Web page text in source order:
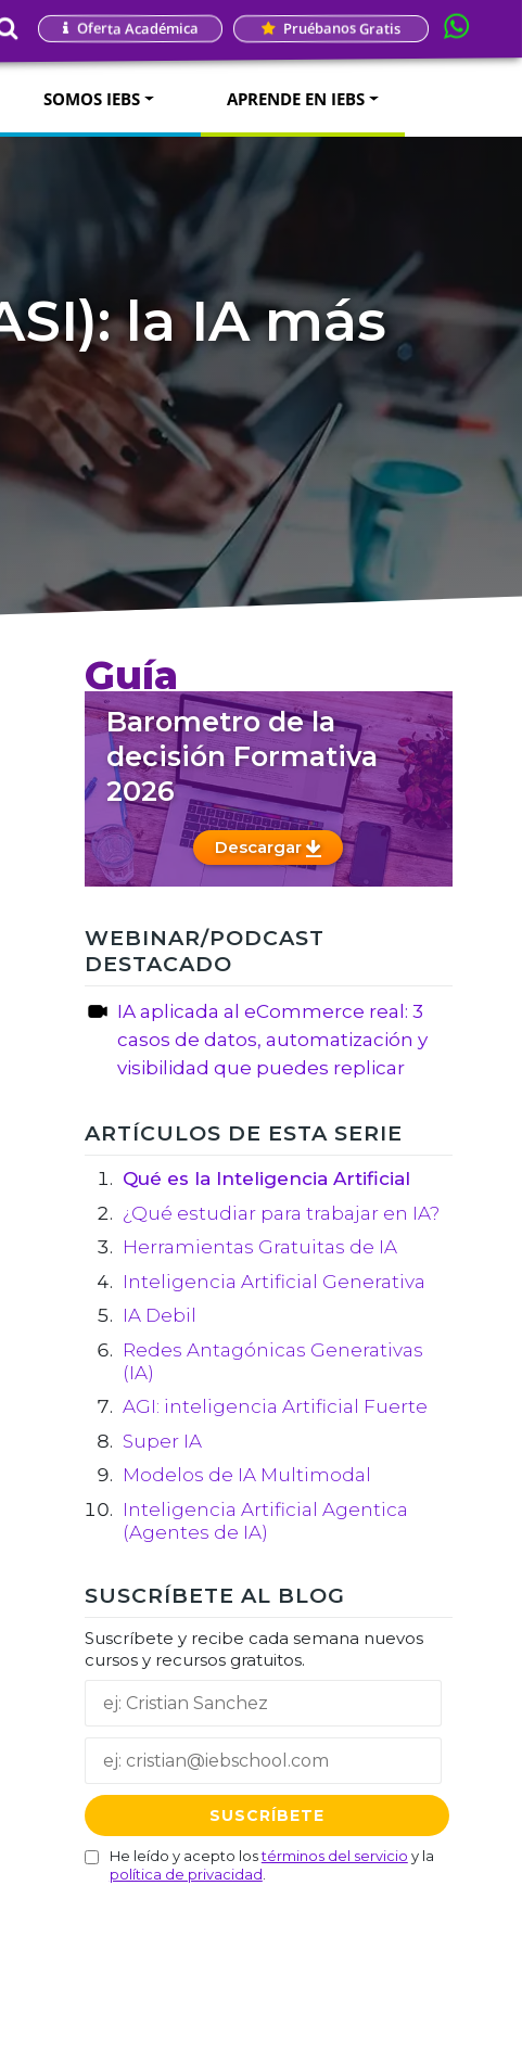
Oferta Académica Pruébanos Gratis
SOMOS IEBS APRENDE EN IEBS
la IA más
Guía
Barometro de la
decisión Formativa
2026
Descargar
WEBINAR/PODCAST
DESTACADO
IA aplicada al eCommerce real: 3
casos de datos, automatización y
visibilidad que puedes replicar
ARTÍCULOS DE ESTA SERIE
Qué es la Inteligencia Artificial
¿Qué estudiar para trabajar en IA?
Herramientas Gratuitas de IA
Inteligencia Artificial Generativa
IA Debil
Redes Antagónicas Generativas
(IA)
AGI: inteligencia Artificial Fuerte
Super IA
Modelos de IA Multimodal
Inteligencia Artificial Agentica
(Agentes de IA)
SUSCRÍBETE AL BLOG
Suscríbete y recibe cada semana nuevos
cursos y recursos gratuitos.
He leído y acepto lostérminos del servicio y la
política de privacidad.